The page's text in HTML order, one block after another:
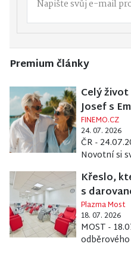
Premium články
Celý
Josef s
FINEMO.CZ
24. 07. 2026
ČR -
Novotní si
Křeslo,
s
Plazma Most
18. 07. 2026
MOST -
odběrového